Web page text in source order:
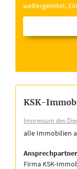
weitergeleitet.
KSK-
Impressum des
alle Immobilien
Ansprechpartner
Firma KSK-